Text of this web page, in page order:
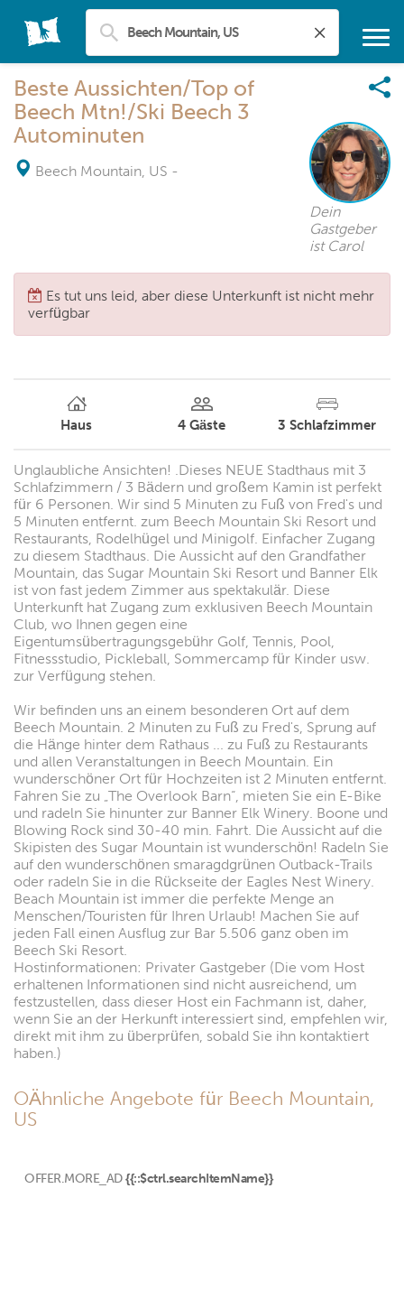
Beste Aussichten/Top of
Beech Mtn!/Ski Beech 3
Autominuten
Beech Mountain, US -
Dein
Gastgeber
ist Carol
Es tut uns leid, aber diese Unterkunft ist nicht mehr
verfügbar
Haus 4 Gäste 3 Schlafzimmer
Unglaubliche Ansichten! .Dieses NEUE Stadthaus mit 3
Schlafzimmern / 3 Bädern und großem Kamin ist perfekt
für 6 Personen. Wir sind 5 Minuten zu Fuß von Fred's und
5 Minuten entfernt. zum Beech Mountain Ski Resort und
Restaurants, Rodelhügel und Minigolf. Einfacher Zugang
zu diesem Stadthaus. Die Aussicht auf den Grandfather
Mountain, das Sugar Mountain Ski Resort und Banner Elk
ist von fast jedem Zimmer aus spektakulär. Diese
Unterkunft hat Zugang zum exklusiven Beech Mountain
Club, wo Ihnen gegen eine
Eigentumsübertragungsgebühr Golf, Tennis, Pool,
Fitnessstudio, Pickleball, Sommercamp für Kinder usw.
zur Verfügung stehen.
Wir befinden uns an einem besonderen Ort auf dem
Beech Mountain. 2 Minuten zu Fuß zu Fred's, Sprung auf
die Hänge hinter dem Rathaus ... zu Fuß zu Restaurants
und allen Veranstaltungen in Beech Mountain. Ein
wunderschöner Ort für Hochzeiten ist 2 Minuten entfernt.
Fahren Sie zu „The Overlook Barn“, mieten Sie ein E-Bike
und radeln Sie hinunter zur Banner Elk Winery. Boone und
Blowing Rock sind 30-40 min. Fahrt. Die Aussicht auf die
Skipisten des Sugar Mountain ist wunderschön! Radeln Sie
auf den wunderschönen smaragdgrünen Outback-Trails
oder radeln Sie in die Rückseite der Eagles Nest Winery.
Beach Mountain ist immer die perfekte Menge an
Menschen/Touristen für Ihren Urlaub! Machen Sie auf
jeden Fall einen Ausflug zur Bar 5.506 ganz oben im
Beech Ski Resort.
Hostinformationen: Privater Gastgeber (Die vom Host
erhaltenen Informationen sind nicht ausreichend, um
festzustellen, dass dieser Host ein Fachmann ist, daher,
wenn Sie an der Herkunft interessiert sind, empfehlen wir,
direkt mit ihm zu überprüfen, sobald Sie ihn kontaktiert
haben.)
OÄhnliche Angebote für Beech Mountain,
US
OFFER.MORE_AD {{::$ctrl.searchItemName}}